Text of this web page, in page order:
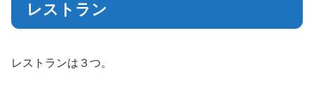
レストラン
レストランは３つ。